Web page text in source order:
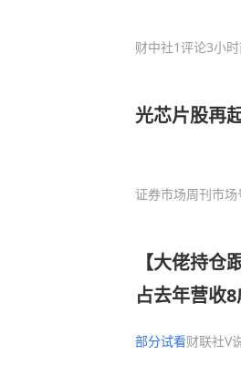
财中社1评论3小
光芯片股再
证券市场周刊市场
【大佬持
占去年营收
部分试看财联社V